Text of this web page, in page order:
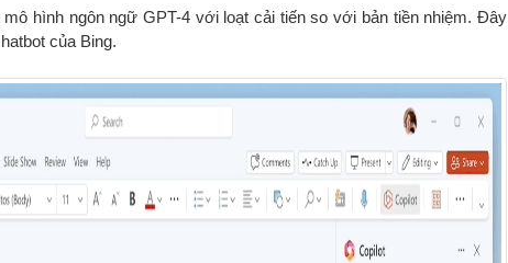
hình ngôn ngữ GPT-4 với loạt cải tiến so với bản tiền nhiệm. Đây
của Bing.